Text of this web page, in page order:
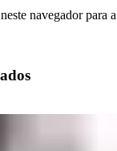
navegador para